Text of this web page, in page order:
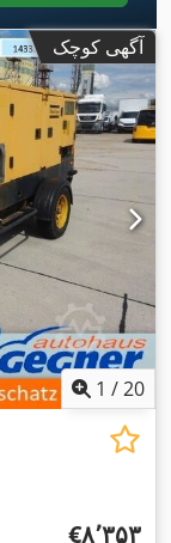
آگهی کوچک
1 /20
‎€۸٬۳۵۳